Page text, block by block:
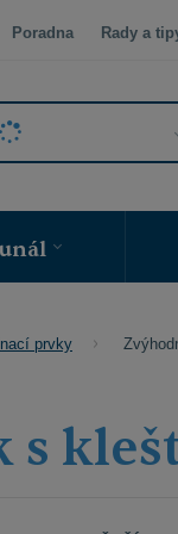
Poradna Rady a
prvky
s